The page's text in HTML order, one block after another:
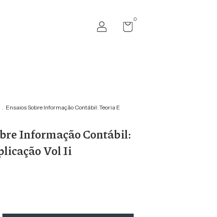
0
. Ensaios Sobre Informação Contábil: Teoria E
Informação Contábil:
Vol Ii